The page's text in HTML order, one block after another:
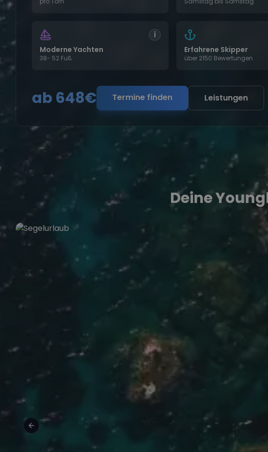
Moderne Yachten
i
38- 52 Fuß
Erfahrene Skipper
über 2150 Bewertungen
ab 648€ Termine finden Leistungen
Deine